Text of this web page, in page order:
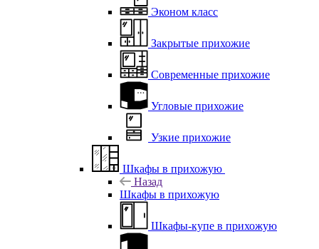
Эконом класс
Закрытые прихожие
Современные прихожие
Угловые прихожие
Узкие прихожие
Шкафы в прихожую
Назад
Шкафы в прихожую
Шкафы-купе в прихожую